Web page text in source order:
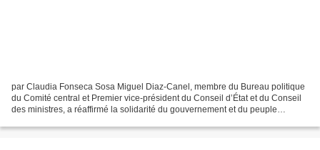
par Claudia Fonseca Sosa Miguel Diaz-Canel, membre du Bureau politique
du Comité central et Premier vice-président du Conseil d’État et du Conseil
des ministres, a réaffirmé la solidarité du gouvernement et du peuple